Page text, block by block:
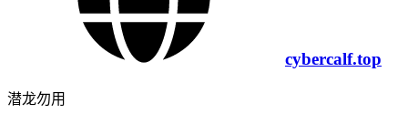
cybercalf.top
潜龙勿用